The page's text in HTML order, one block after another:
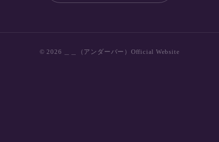
© 2026 ＿＿（アンダーバー）Official Website